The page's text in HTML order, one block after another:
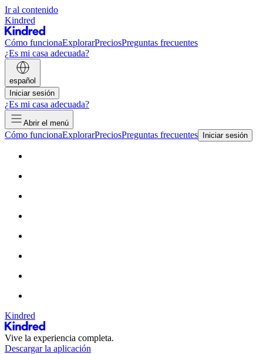
Ir al contenido
Kindred
Cómo funcionaExplorarPreciosPreguntas frecuentes
¿Es mi casa adecuada?
español
Iniciar sesión
¿Es mi casa adecuada?
Abrir el menú
Cómo funcionaExplorarPreciosPreguntas frecuentes Iniciar sesión
Kindred
Vive la experiencia completa.
Descargar la aplicación